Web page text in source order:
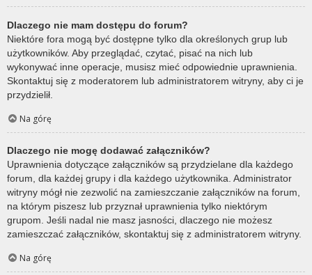
Dlaczego nie mam dostępu do forum?
Niektóre fora mogą być dostępne tylko dla określonych grup lub
użytkowników. Aby przeglądać, czytać, pisać na nich lub
wykonywać inne operacje, musisz mieć odpowiednie uprawnienia.
Skontaktuj się z moderatorem lub administratorem witryny, aby ci je
przydzielił.
Na górę
Dlaczego nie mogę dodawać załączników?
Uprawnienia dotyczące załączników są przydzielane dla każdego
forum, dla każdej grupy i dla każdego użytkownika. Administrator
witryny mógł nie zezwolić na zamieszczanie załączników na forum,
na którym piszesz lub przyznał uprawnienia tylko niektórym
grupom. Jeśli nadal nie masz jasności, dlaczego nie możesz
zamieszczać załączników, skontaktuj się z administratorem witryny.
Na górę